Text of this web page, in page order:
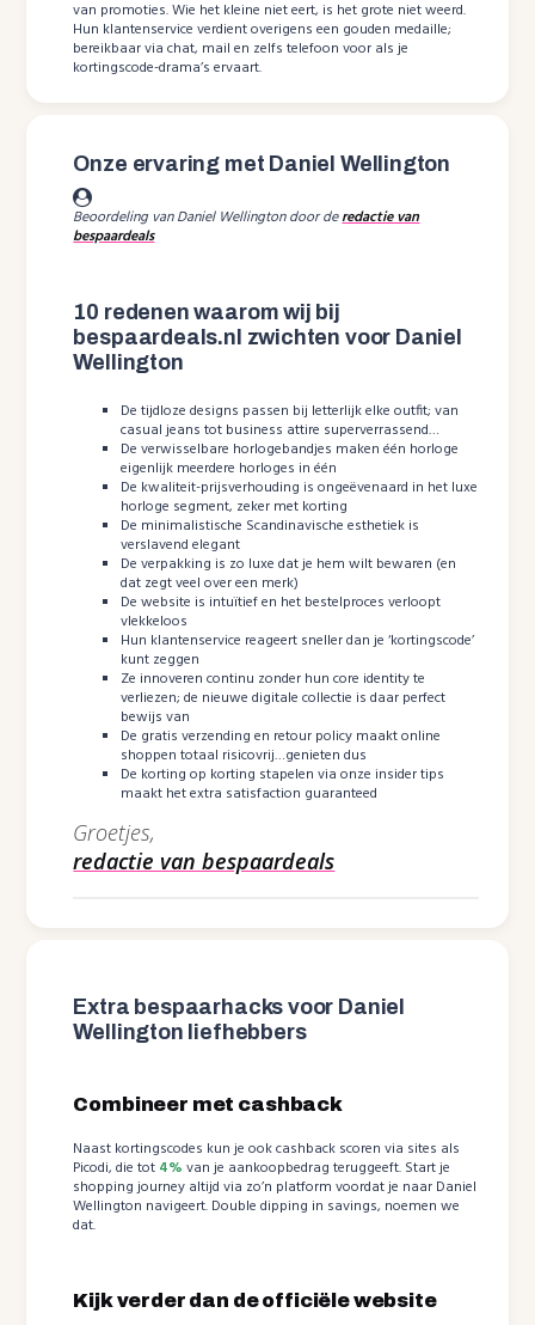
van promoties. Wie het kleine niet eert, is het grote niet weerd.
Hun klantenservice verdient overigens een gouden medaille;
bereikbaar via chat, mail en zelfs telefoon voor als je
kortingscode-drama’s ervaart.
Onze ervaring met Daniel Wellington
Beoordeling van Daniel Wellington door deredactie van
bespaardeals
10 redenen waarom wij bij
bespaardeals.nl zwichten voor Daniel
Wellington
De tijdloze designs passen bij letterlijk elke outfit; van
casual jeans tot business attire superverrassend…
De verwisselbare horlogebandjes maken één horloge
eigenlijk meerdere horloges in één
De kwaliteit-prijsverhouding is ongeëvenaard in het luxe
horloge segment, zeker met korting
De minimalistische Scandinavische esthetiek is
verslavend elegant
De verpakking is zo luxe dat je hem wilt bewaren (en
dat zegt veel over een merk)
De website is intuïtief en het bestelproces verloopt
vlekkeloos
Hun klantenservice reageert sneller dan je ‘kortingscode’
kunt zeggen
Ze innoveren continu zonder hun core identity te
verliezen; de nieuwe digitale collectie is daar perfect
bewijs van
De gratis verzending en retour policy maakt online
shoppen totaal risicovrij…genieten dus
De korting op korting stapelen via onze insider tips
maakt het extra satisfaction guaranteed
Groetjes,
redactie van bespaardeals
Extra bespaarhacks voor Daniel
Wellington liefhebbers
Combineer met cashback
Naast kortingscodes kun je ook cashback scoren via sites als
Picodi, die tot 4% van je aankoopbedrag teruggeeft. Start je
shopping journey altijd via zo’n platform voordat je naar Daniel
Wellington navigeert. Double dipping in savings, noemen we
dat.
Kijk verder dan de officiële website